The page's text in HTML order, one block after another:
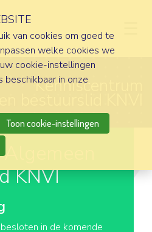
Kenniscentrum
bestuurslid KNVI
KNVI
in de komende
van cookies om goed te
welke cookies we
cookie-instellingen
beschikbaar in onze
Toon cookie-instellingen